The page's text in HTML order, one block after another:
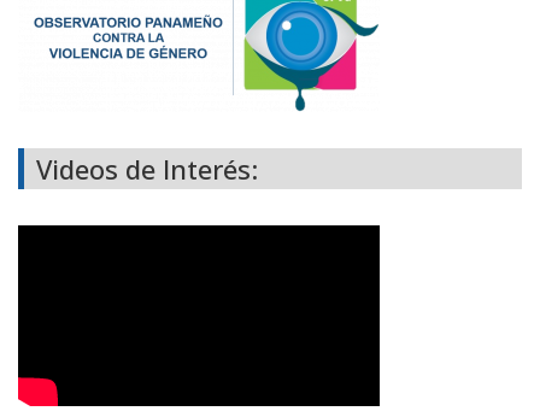
Videos de Interés: